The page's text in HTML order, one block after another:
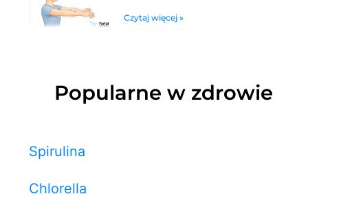
Czytaj więcej »
Popularne w zdrowie
Spirulina
Chlorella